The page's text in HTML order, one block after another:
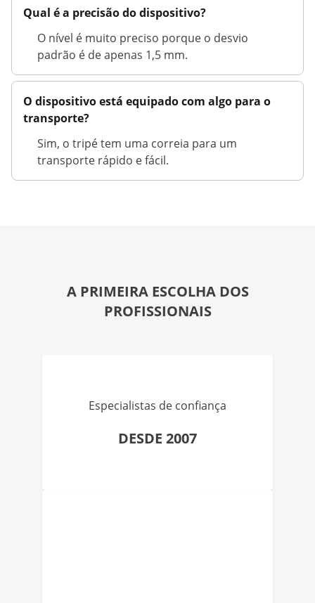
Qual é a precisão do dispositivo?
O nível é muito preciso porque o desvio
padrão é de apenas 1,5 mm.
O dispositivo está equipado com algo para o
transporte?
Sim, o tripé tem uma correia para um
transporte rápido e fácil.
A PRIMEIRA ESCOLHA DOS
PROFISSIONAIS
Especialistas de confiança
DESDE 2007